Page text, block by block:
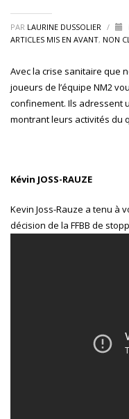
PAR LAURINE DUSSOLIER /
ARTICLES MIS EN AVANT, NON
Avec la crise sanitaire que
joueurs de l’équipe NM2
confinement. Ils adressent
montrant leurs activités du
Kévin JOSS-RAUZE
Kevin Joss-Rauze a tenu à
décision de la FFBB de